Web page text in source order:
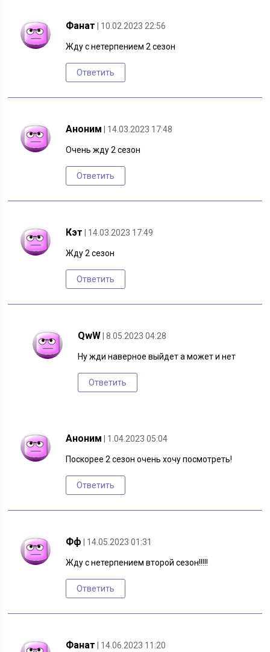
Фанат | 10.02.2023 22:56
Жду с нетерпением 2 сезон
Ответить
Аноним | 14.03.2023 17:48
Очень жду 2 сезон
Ответить
Кэт | 14.03.2023 17:49
Жду 2 сезон
Ответить
QwW | 8.05.2023 04:28
Ну жди наверное выйдет а может и нет
Ответить
Аноним | 1.04.2023 05:04
Поскорее 2 сезон очень хочу посмотреть!
Ответить
Фф | 14.05.2023 01:31
Жду с нетерпением второй сезон!!!!!
Ответить
Фанат | 14.06.2023 11:20